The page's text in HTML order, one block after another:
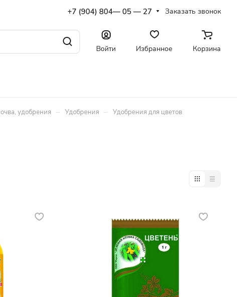
+7 (904) 804— 05 — 27 Заказать звонок
Войти Избранное Корзина
удобрения – Удобрения – Удобрения для цветов